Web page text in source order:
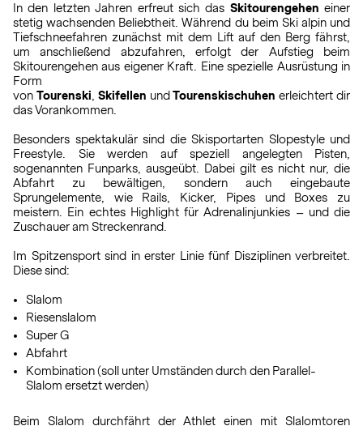
In den letzten Jahren erfreut sich das Skitourengehen einer
stetig wachsenden Beliebtheit. Während du beim Ski alpin und
Tiefschneefahren zunächst mit dem Lift auf den Berg fährst,
um anschließend abzufahren, erfolgt der Aufstieg beim
Skitourengehen aus eigener Kraft. Eine spezielle Ausrüstung in
Form
von Tourenski Skifellen undTourenskischuhen erleichtert dir
das Vorankommen.
Besonders spektakulär sind die Skisportarten Slopestyle und
Freestyle. Sie werden auf speziell angelegten Pisten,
sogenannten Funparks, ausgeübt. Dabei gilt es nicht nur, die
Abfahrt zu bewältigen, sondern auch eingebaute
Sprungelemente, wie Rails, Kicker, Pipes und Boxes zu
meistern. Ein echtes Highlight für Adrenalinjunkies – und die
Zuschauer am Streckenrand.
Im Spitzensport sind in erster Linie fünf Disziplinen verbreitet.
Diese sind:
Slalom
Riesenslalom
Super G
Abfahrt
Kombination (soll unter Umständen durch den Parallel-
Slalom ersetzt werden)
Beim Slalom durchfährt der Athlet einen mit Slalomtoren